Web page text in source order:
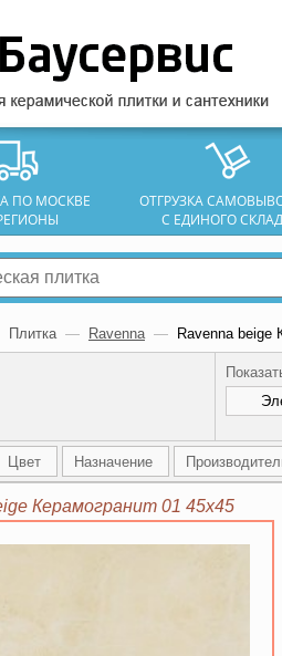
ПО МОСКВЕ
ОТГРУЗКА
С ЕДИНОГО
Плитка — Ravenna — Ravenna beige
Цвет Назначение
Керамогранит 01 45х45